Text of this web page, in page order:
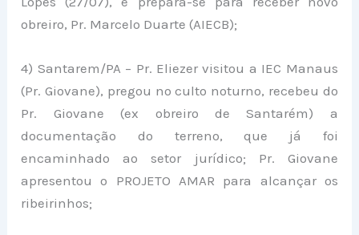
obreiro, Pr. Marcelo Duarte (AIECB);
4) Santarem/PA – Pr. Eliezer visitou a IEC Manaus
(Pr. Giovane), pregou no culto noturno, recebeu do
Pr. Giovane (ex obreiro de Santarém) a
documentação do terreno, que já foi
encaminhado ao setor jurídico; Pr. Giovane
apresentou o PROJETO AMAR para alcançar os
ribeirinhos;